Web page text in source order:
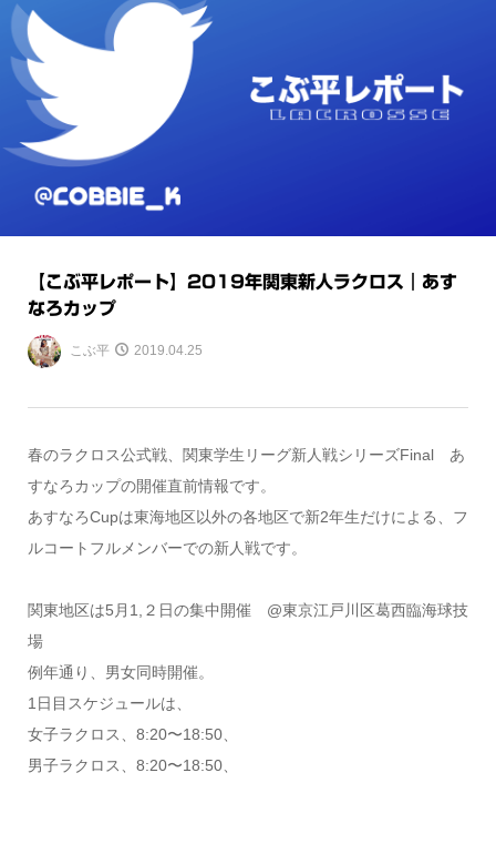
【こぶ平レポート】2019年関東新人ラクロス｜あす
なろカップ
こぶ平 2019.04.25
春のラクロス公式戦、関東学生リーグ新人戦シリーズFinal あ
すなろカップの開催直前情報です。
あすなろCupは東海地区以外の各地区で新2年生だけによる、フ
ルコートフルメンバーでの新人戦です。
関東地区は5月1,２日の集中開催 @東京江戸川区葛西臨海球技
場
例年通り、男女同時開催。
1日目スケジュールは、
女子ラクロス、8:20〜18:50、
男子ラクロス、8:20〜18:50、